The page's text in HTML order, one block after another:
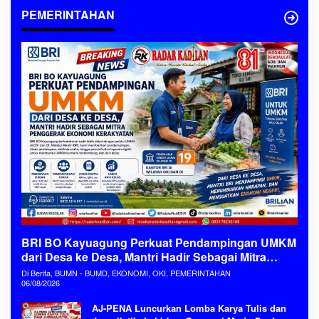
PEMERINTAHAN
BRI BO Kayuagung Perkuat Pendampingan UMKM
dari Desa ke Desa, Mantri Hadir Sebagai Mitra
Penggerak Ekonomi Kerakyatan
Di Berita, BUMN - BUMD, EKONOMI, OKI, PEMERINTAHAN
06/08/2026
AJ-PENA Luncurkan Lomba Karya Tulis dan